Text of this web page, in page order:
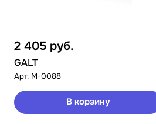
2 405 руб.
GALT
Арт. M-0088
В корзину